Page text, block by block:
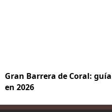
Gran Barrera de Coral:
en 2026